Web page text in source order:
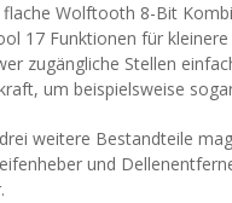
Wolftooth 8-Bit
17 Funktionen für
zugängliche Stellen
um beispielsweise
weitere Bestandteile
und